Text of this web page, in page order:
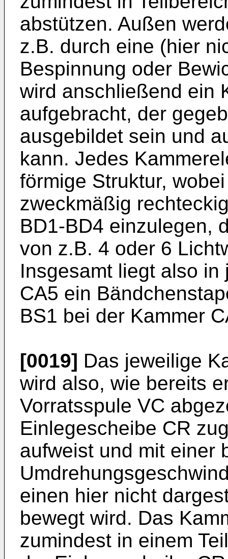
abstützen. Außen
z.B. durch eine (hier
Bespinnung oder
wird anschließend ein
aufgebracht, der
ausgebildet sein und
kann. Jedes
förmige Struktur,
zweckmäßig
BD1-BD4 einzulegen,
von z.B. 4 oder 6
Insgesamt liegt also in
CA5 ein
BS1 bei der Kammer
[0019] Das jeweilige
wird also, wie bereits
Vorratsspule VC
Einlegescheibe CR
aufweist und mit einer
einen hier nicht
bewegt wird. Das
zumindest in einem